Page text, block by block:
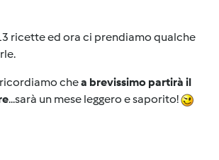
ricette ed ora ci prendiamo qualche
chea brevissimo partirà il
...sarà un mese leggero e saporito!